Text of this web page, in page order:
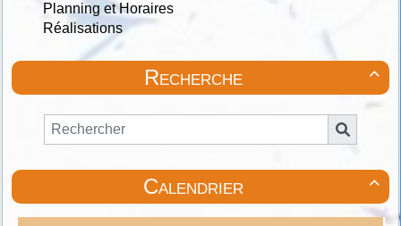
Planning et Horaires
Réalisations

Recherche

Calendrier